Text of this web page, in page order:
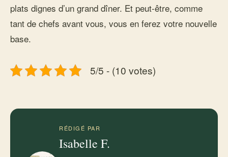
plats dignes d’un grand dîner. Et peut-être, comme
tant de chefs avant vous, vous en ferez votre nouvelle
base.
5/5 - (10 votes)
RÉDIGÉ PAR
Isabelle F.